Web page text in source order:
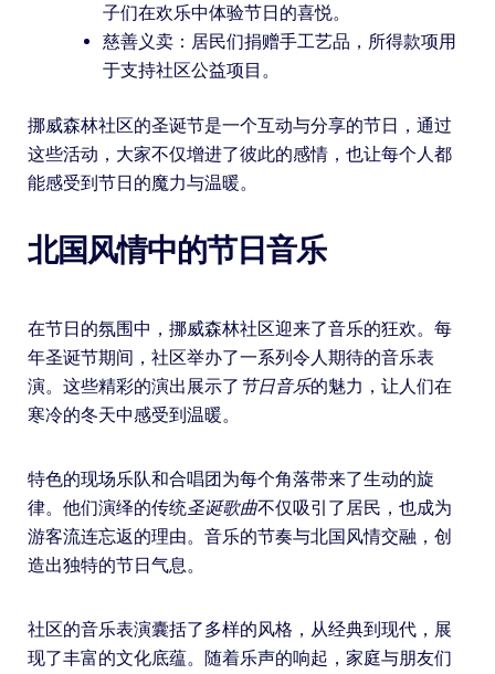
子们在欢乐中体验节日的喜悦。
慈善义卖：居民们捐赠手工艺品，所得款项用
于支持社区公益项目。
挪威森林社区的圣诞节是一个互动与分享的节日，通过
这些活动，大家不仅增进了彼此的感情，也让每个人都
能感受到节日的魔力与温暖。
北国风情中的节日音乐
在节日的氛围中，挪威森林社区迎来了音乐的狂欢。每
年圣诞节期间，社区举办了一系列令人期待的音乐表
演。这些精彩的演出展示了 节日音乐的魅力，让人们在
寒冷的冬天中感受到温暖。
特色的现场乐队和合唱团为每个角落带来了生动的旋
律。他们演绎的传统圣诞歌曲不仅吸引了居民，也成为
游客流连忘返的理由。音乐的节奏与北国风情交融，创
造出独特的节日气息。
社区的音乐表演囊括了多样的风格，从经典到现代，展
现了丰富的文化底蕴。随着乐声的响起，家庭与朋友们